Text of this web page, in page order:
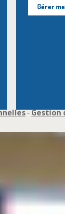
Gérer
-Gestion